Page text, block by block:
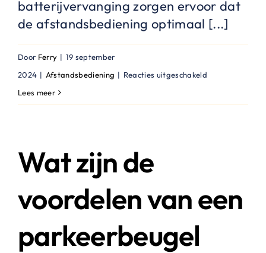
batterijvervanging zorgen ervoor dat
de afstandsbediening optimaal [...]
Door Ferry | 19 september
2024 | Afstandsbediening | Reacties uitgeschakeldvoor
Lees meer
Wat zijn de
voordelen van een
parkeerbeugel